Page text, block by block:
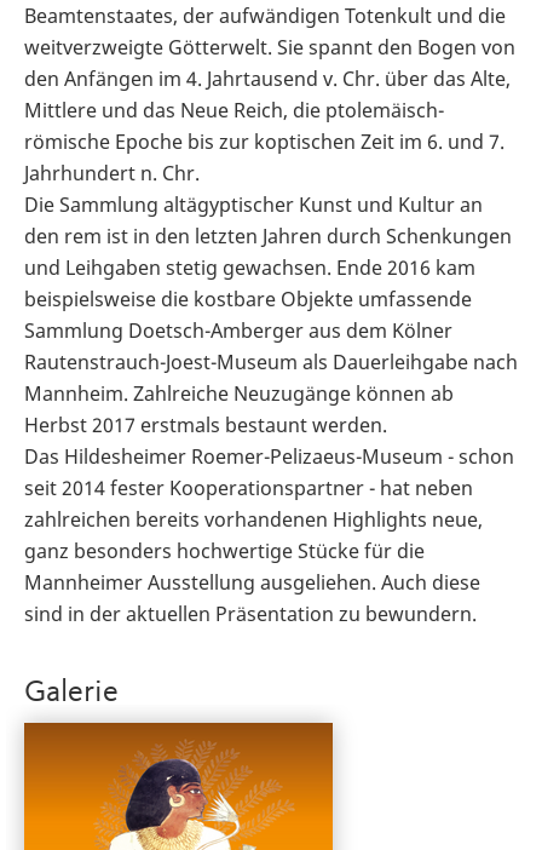
Beamtenstaates, der aufwändigen Totenkult und die
weitverzweigte Götterwelt. Sie spannt den Bogen von
den Anfängen im 4. Jahrtausend v. Chr. über das Alte,
Mittlere und das Neue Reich, die ptolemäisch-
römische Epoche bis zur koptischen Zeit im 6. und 7.
Jahrhundert n. Chr.
Die Sammlung altägyptischer Kunst und Kultur an
den rem ist in den letzten Jahren durch Schenkungen
und Leihgaben stetig gewachsen. Ende 2016 kam
beispielsweise die kostbare Objekte umfassende
Sammlung Doetsch-Amberger aus dem Kölner
Rautenstrauch-Joest-Museum als Dauerleihgabe nach
Mannheim. Zahlreiche Neuzugänge können ab
Herbst 2017 erstmals bestaunt werden.
Das Hildesheimer Roemer-Pelizaeus-Museum - schon
seit 2014 fester Kooperationspartner - hat neben
zahlreichen bereits vorhandenen Highlights neue,
ganz besonders hochwertige Stücke für die
Mannheimer Ausstellung ausgeliehen. Auch diese
sind in der aktuellen Präsentation zu bewundern.
Galerie